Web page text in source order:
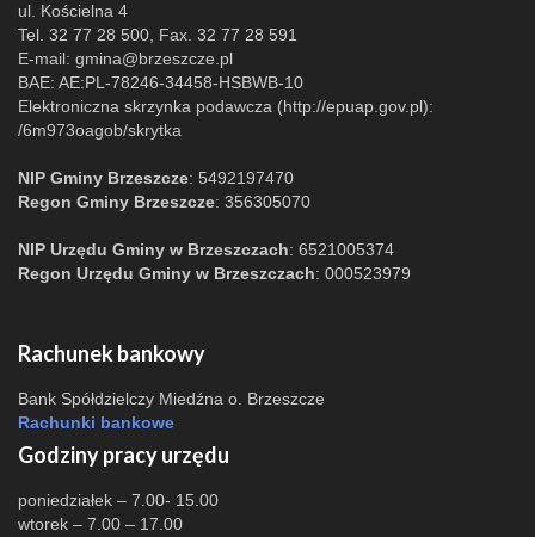
ul. Kościelna 4
Tel. 32 77 28 500, Fax. 32 77 28 591
E-mail: gmina@brzeszcze.pl
BAE: AE:PL-78246-34458-HSBWB-10
Elektroniczna skrzynka podawcza (http://epuap.gov.pl):
/6m973oagob/skrytka
NIP Gminy Brzeszcze: 5492197470
Regon Gminy Brzeszcze: 356305070
NIP Urzędu Gminy w Brzeszczach: 6521005374
Regon Urzędu Gminy w Brzeszczach: 000523979
Rachunek bankowy
Bank Spółdzielczy Miedźna o. Brzeszcze
Rachunki bankowe
Godziny pracy urzędu
poniedziałek – 7.00- 15.00
wtorek – 7.00 – 17.00